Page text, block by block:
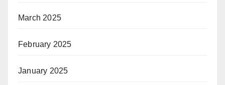
March 2025
February 2025
January 2025